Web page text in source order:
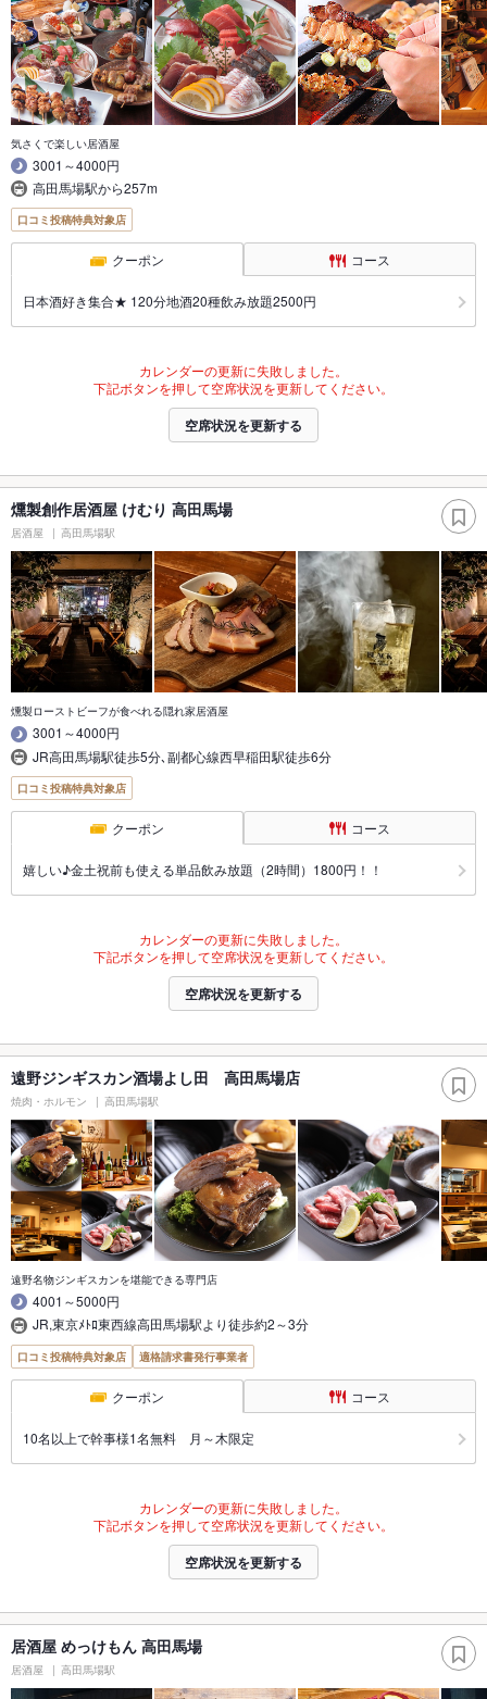
気さくで楽しい居酒屋
3001～4000円
高田馬場駅から257m
口コミ投稿特典対象店
クーポン コース
日本酒好き集合★ 120分地酒20種飲み放題2500円
カレンダーの更新に失敗しました。
下記ボタンを押して空席状況を更新してください。
空席状況を更新する
燻製創作居酒屋 けむり 高田馬場
居酒屋 高田馬場駅
燻製ローストビーフが食べれる隠れ家居酒屋
3001～4000円
JR高田馬場駅徒歩5分､副都心線西早稲田駅徒歩6分
口コミ投稿特典対象店
クーポン コース
嬉しい♪金土祝前も使える単品飲み放題（2時間）1800円！！
カレンダーの更新に失敗しました。
下記ボタンを押して空席状況を更新してください。
空席状況を更新する
遠野ジンギスカン酒場よし田 高田馬場店
焼肉・ホルモン 高田馬場駅
遠野名物ジンギスカンを堪能できる専門店
4001～5000円
JR,東京ﾒﾄﾛ東西線高田馬場駅より徒歩約2～3分
口コミ投稿特典対象店 適格請求書発行事業者
クーポン コース
10名以上で幹事様1名無料 月～木限定
カレンダーの更新に失敗しました。
下記ボタンを押して空席状況を更新してください。
空席状況を更新する
居酒屋 めっけもん 高田馬場
居酒屋 高田馬場駅